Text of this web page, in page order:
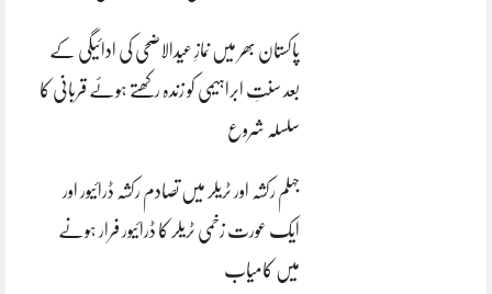
پاکستان بھر میں نمازِ عیدالاضحی کی ادائیگی کے
بعد سنتِ ابراہیمی کو زندہ رکھتے ہوئے قربانی کا
سلسلہ شروع
جہلم رکشہ اور ٹریلر میں تصادم رکشہ ڈرائیور اور
ایک عورت زخمی ٹریلر کا ڈرائیور فرار ہونے
میں کامیاب